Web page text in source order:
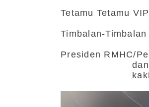
Tetamu Tetamu
Timbalan-
Presiden RMHC/